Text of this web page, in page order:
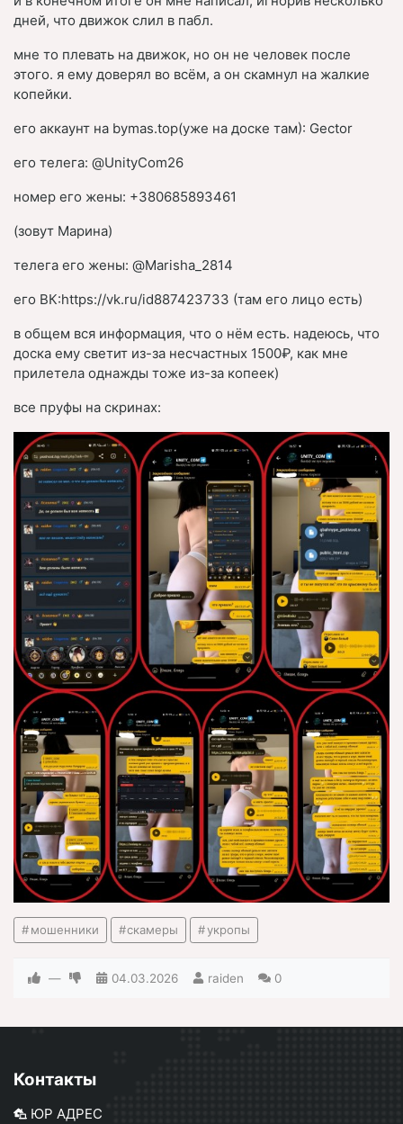
дней, что движок слил в пабл.
мне то плевать на движок, но он не человек после
этого. я ему доверял во всём, а он скамнул на жалкие
копейки.
его аккаунт на bymas.top(уже на доске там): Gector
его телега: @UnityCom26
номер его жены: +380685893461
(зовут Марина)
телега его жены: @Marisha_2814
его ВК:https://vk.ru/id887423733 (там его лицо есть)
в общем вся информация, что о нём есть. надеюсь, что
доска ему светит из-за несчастных 1500₽, как мне
прилетела однажды тоже из-за копеек)
все пруфы на скринах:
мошенники скамеры укропы
— 04.03.2026 raiden 0
Контакты
ЮР АДРЕС